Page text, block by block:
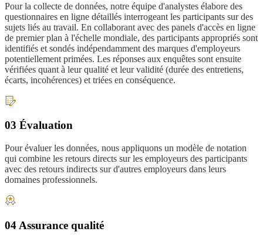
Pour la collecte de données, notre équipe d'analystes élabore des
questionnaires en ligne détaillés interrogeant les participants sur des
sujets liés au travail. En collaborant avec des panels d'accès en ligne
de premier plan à l'échelle mondiale, des participants appropriés sont
identifiés et sondés indépendamment des marques d'employeurs
potentiellement primées. Les réponses aux enquêtes sont ensuite
vérifiées quant à leur qualité et leur validité (durée des entretiens,
écarts, incohérences) et triées en conséquence.
03 Évaluation
Pour évaluer les données, nous appliquons un modèle de notation
qui combine les retours directs sur les employeurs des participants
avec des retours indirects sur d'autres employeurs dans leurs
domaines professionnels.
04 Assurance qualité